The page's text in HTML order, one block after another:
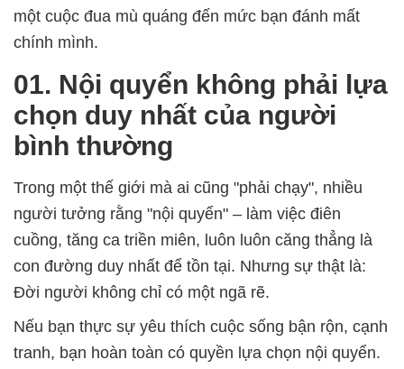
một cuộc đua mù quáng đến mức bạn đánh mất
chính mình.
01. Nội quyển không phải lựa
chọn duy nhất của người
bình thường
Trong một thế giới mà ai cũng "phải chạy", nhiều
người tưởng rằng "nội quyển" – làm việc điên
cuồng, tăng ca triền miên, luôn luôn căng thẳng là
con đường duy nhất để tồn tại. Nhưng sự thật là:
Đời người không chỉ có một ngã rẽ.
Nếu bạn thực sự yêu thích cuộc sống bận rộn, cạnh
tranh, bạn hoàn toàn có quyền lựa chọn nội quyển.